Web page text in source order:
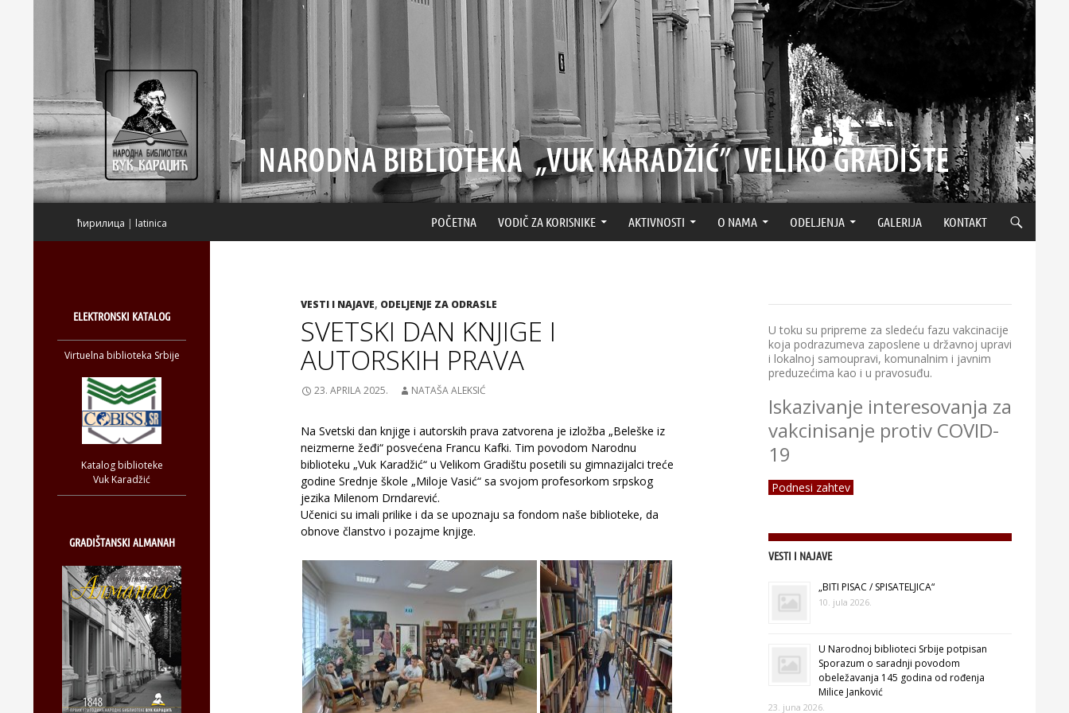
SKOČI NA SADRŽAJ
POČETNA VODIČ ZA KORISNIKE AKTIVNOSTI O NAMA ODELJENJA GALERIJA KONTAKT
VESTI I NAJAVE, ODELJENJE ZA ODRASLE
SVETSKI DAN KNJIGE I
AUTORSKIH PRAVA
23. APRILA 2025. NATAŠA ALEKSIĆ
Na Svetski dan knjige i autorskih prava zatvorena je izložba „Beleške iz
neizmerne žeđi“ posvećena Francu Kafki. Tim povodom Narodnu
biblioteku „Vuk Karadžić“ u Velikom Gradištu posetili su gimnazijalci treće
godine Srednje škole „Miloje Vasić“ sa svojom profesorkom srpskog
jezika Milenom Drndarević.
Učenici su imali prilike i da se upoznaju sa fondom naše biblioteke, da
obnove članstvo i pozajme knjige.
U toku su pripreme za sledeću fazu vakcinacije
koja podrazumeva zaposlene u državnoj upravi
i lokalnoj samoupravi, komunalnim i javnim
preduzećima kao i u pravosuđu.
Iskazivanje interesovanja za
vakcinisanje protiv COVID-
19
Podnesi zahtev
VESTI I NAJAVE
„BITI PISAC / SPISATELJICA“
10. jula 2026.
U Narodnoj biblioteci Srbije potpisan
Sporazum o saradnji povodom
obeležavanja 145 godina od rođenja
Milice Janković
23. juna 2026.
ћирилица | latinica
ELEKTRONSKI KATALOG
Virtuelna biblioteka Srbije
Katalog biblioteke
Vuk Karadžić
GRADIŠTANSKI ALMANAH